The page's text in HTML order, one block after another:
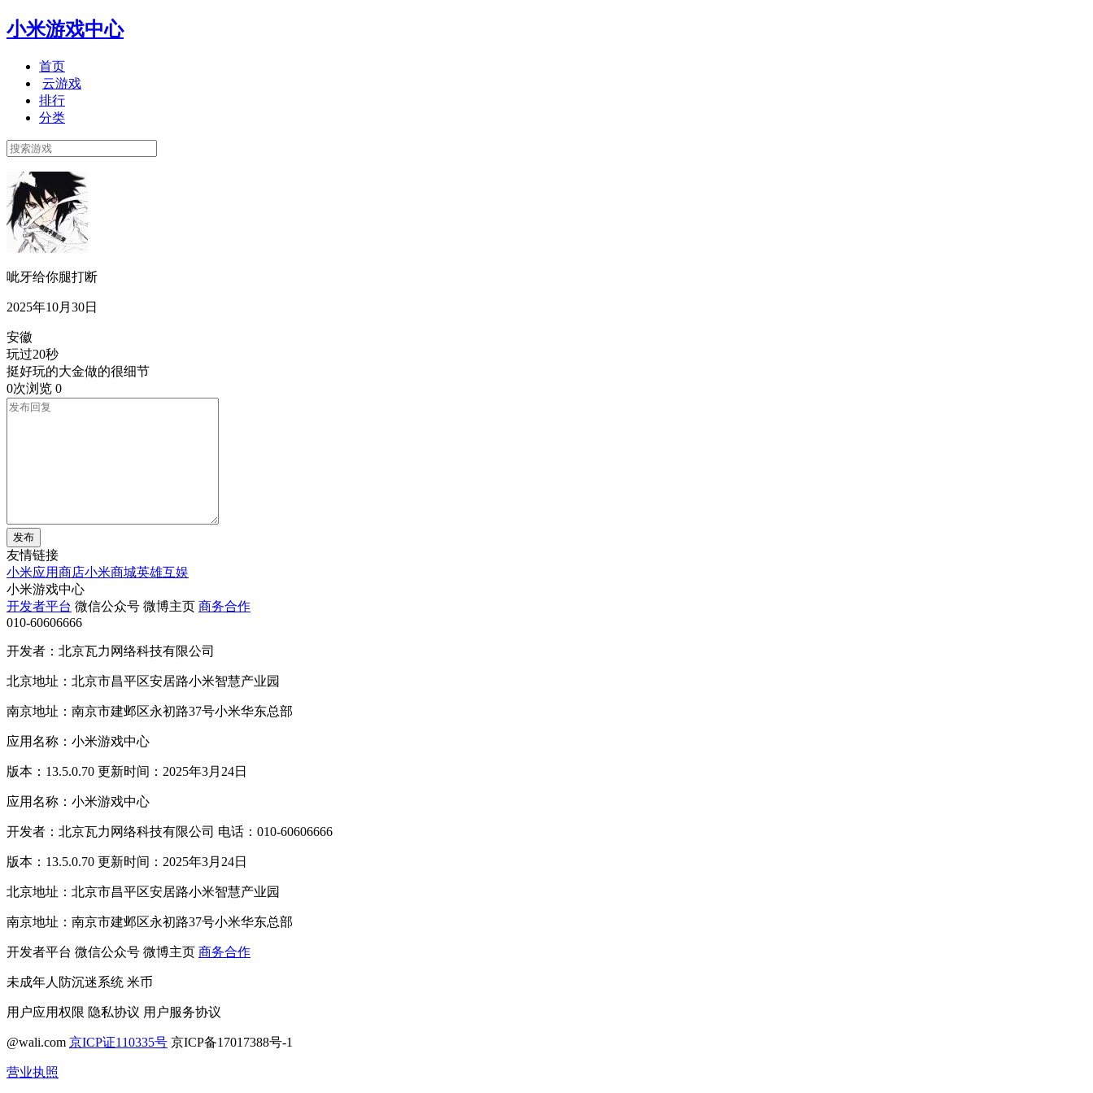
小米游戏中心
首页
云游戏
排行
分类
呲牙给你腿打断
2025年10月30日
安徽
玩过20秒
挺好玩的大金做的很细节
0次浏览 0
发布
友情链接
小米应用商店小米商城英雄互娱
小米游戏中心
开发者平台 微信公众号 微博主页 商务合作
010-60606666
开发者：北京瓦力网络科技有限公司
北京地址：北京市昌平区安居路小米智慧产业园
南京地址：南京市建邺区永初路37号小米华东总部
应用名称：小米游戏中心
版本：13.5.0.70 更新时间：2025年3月24日
应用名称：小米游戏中心
开发者：北京瓦力网络科技有限公司 电话：010-60606666
版本：13.5.0.70 更新时间：2025年3月24日
北京地址：北京市昌平区安居路小米智慧产业园
南京地址：南京市建邺区永初路37号小米华东总部
开发者平台 微信公众号 微博主页 商务合作
未成年人防沉迷系统 米币
用户应用权限 隐私协议 用户服务协议
@wali.com 京ICP证110335号 京ICP备17017388号-1
营业执照